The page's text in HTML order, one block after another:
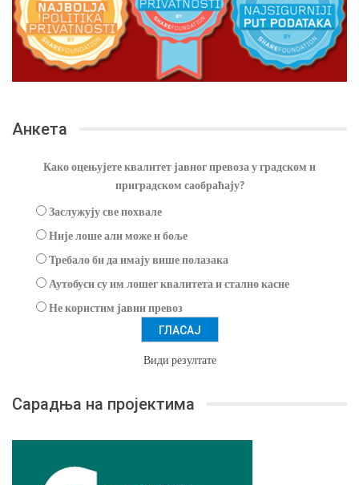
Анкета
Како оцењујете квалитет јавног превоза у градском и
приградском саобраћају?
Заслужују све похвале
Није лоше али може и боље
Требало би да имају више полазака
Аутобуси су им лошег квалитета и стално касне
Не користим јавни превоз
Види резултате
Сарадња на пројектима